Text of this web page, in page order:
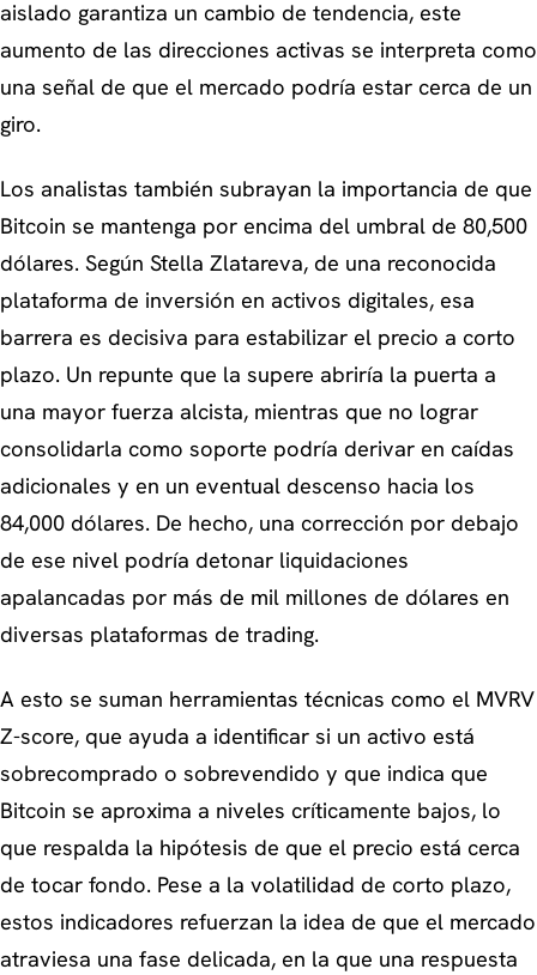
aislado garantiza un cambio de tendencia, este
aumento de las direcciones activas se interpreta como
una señal de que el mercado podría estar cerca de un
giro.
Los analistas también subrayan la importancia de que
Bitcoin se mantenga por encima del umbral de 80,500
dólares. Según Stella Zlatareva, de una reconocida
plataforma de inversión en activos digitales, esa
barrera es decisiva para estabilizar el precio a corto
plazo. Un repunte que la supere abriría la puerta a
una mayor fuerza alcista, mientras que no lograr
consolidarla como soporte podría derivar en caídas
adicionales y en un eventual descenso hacia los
84,000 dólares. De hecho, una corrección por debajo
de ese nivel podría detonar liquidaciones
apalancadas por más de mil millones de dólares en
diversas plataformas de trading.
A esto se suman herramientas técnicas como el MVRV
Z-score, que ayuda a identificar si un activo está
sobrecomprado o sobrevendido y que indica que
Bitcoin se aproxima a niveles críticamente bajos, lo
que respalda la hipótesis de que el precio está cerca
de tocar fondo. Pese a la volatilidad de corto plazo,
estos indicadores refuerzan la idea de que el mercado
atraviesa una fase delicada, en la que una respuesta